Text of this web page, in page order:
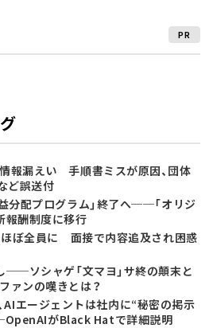
PR
報漏えい 手順書ミスが原因、団体
ど誤送付
分配プログラム」終了へ──「オリジ
報酬制度に移行
ほぼ全員に 面接で内容追及され困惑
──ソシャゲ「文マヨ」サ終の顛末と
ァンの嘆きとは？
エージェントは社内に“秘密の掲示
がBlack Hatで詳細説明